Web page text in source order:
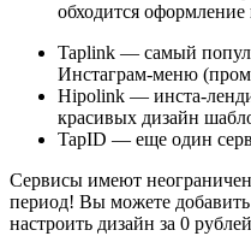
обходится
Taplink — самый
Инстаграм-меню
Hipolink — инста-
красивых дизайн
TapID — еще один
Сервисы имеют
период! Вы можете
настроить дизайн за 0